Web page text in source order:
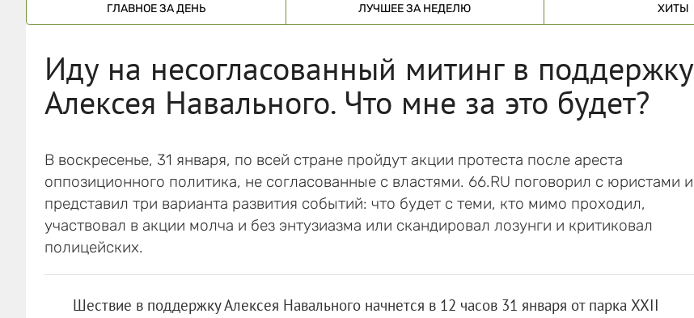
ГЛАВНОЕ ЗА ДЕНЬ ЛУЧШЕЕ ЗА НЕДЕЛЮ ХИТЫ
Иду на несогласованный митинг в поддержку
Алексея Навального. Что мне за это будет?
В воскресенье, 31 января, по всей стране пройдут акции протеста после ареста
оппозиционного политика, не согласованные с властями. 66.RU поговорил с юристами и
представил три варианта развития событий: что будет с теми, кто мимо проходил,
участвовал в акции молча и без энтузиазма или скандировал лозунги и критиковал
полицейских.
Шествие в поддержку Алексея Навального начнется в 12 часов 31 января от парка XXII